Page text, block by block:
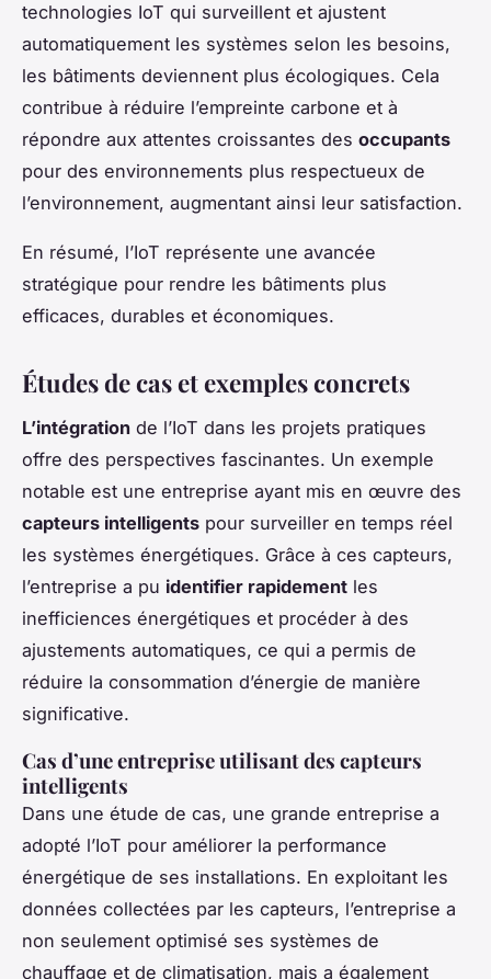
technologies IoT qui surveillent et ajustent
automatiquement les systèmes selon les besoins,
les bâtiments deviennent plus écologiques. Cela
contribue à réduire l’empreinte carbone et à
répondre aux attentes croissantes des occupants
pour des environnements plus respectueux de
l’environnement, augmentant ainsi leur satisfaction.
En résumé, l’IoT représente une avancée
stratégique pour rendre les bâtiments plus
efficaces, durables et économiques.
Études de cas et exemples concrets
L’intégration de l’IoT dans les projets pratiques
offre des perspectives fascinantes. Un exemple
notable est une entreprise ayant mis en œuvre des
capteurs intelligents pour surveiller en temps réel
les systèmes énergétiques. Grâce à ces capteurs,
l’entreprise a pu identifier rapidement les
inefficiences énergétiques et procéder à des
ajustements automatiques, ce qui a permis de
réduire la consommation d’énergie de manière
significative.
Cas d’une entreprise utilisant des capteurs
intelligents
Dans une étude de cas, une grande entreprise a
adopté l’IoT pour améliorer la performance
énergétique de ses installations. En exploitant les
données collectées par les capteurs, l’entreprise a
non seulement optimisé ses systèmes de
chauffage et de climatisation, mais a également